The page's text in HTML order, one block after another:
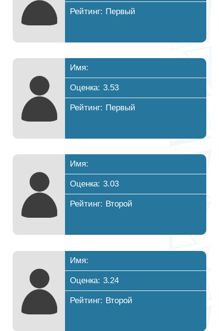
Рейтинг: Первый
Имя:
Оценка: 3.53
Рейтинг: Первый
Имя:
Оценка: 3.03
Рейтинг: Второй
Имя:
Оценка: 3.24
Рейтинг: Второй